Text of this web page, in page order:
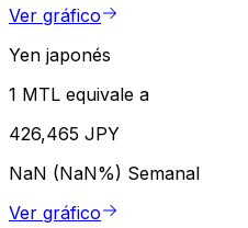
Ver gráfico
Yen japonés
1 MTL equivale a
426,465 JPY
NaN (NaN%) Semanal
Ver gráfico